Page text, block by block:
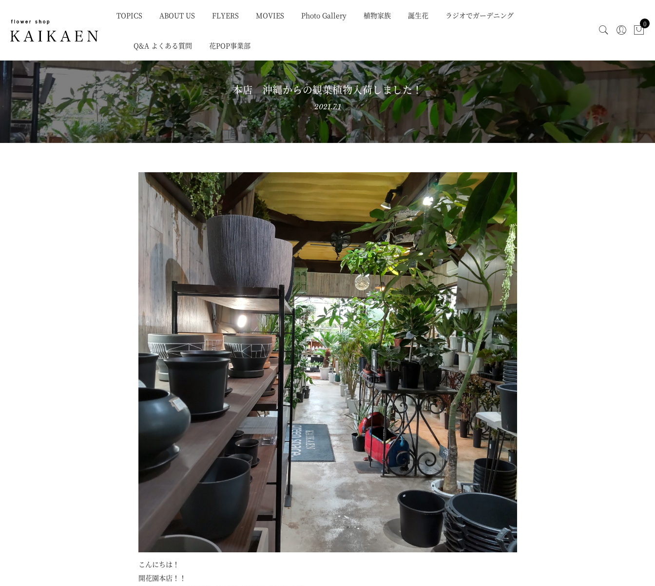
TOPICS ABOUT US FLYERS MOVIES Photo Gallery 植物家族 誕生花 ラジオでガーデニング
Q&A よくある質問 花POP事業部
0
本店 沖縄からの観葉植物入荷しました！
2021.7.1
こんにちは！
開花園本店！！